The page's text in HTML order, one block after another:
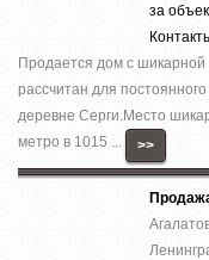
за
Продается дом с
рассчитан для
деревне Серги.Место
метро в 1015 ...
>>